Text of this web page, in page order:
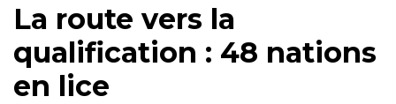
La route vers la
qualification : 48 nations
en lice